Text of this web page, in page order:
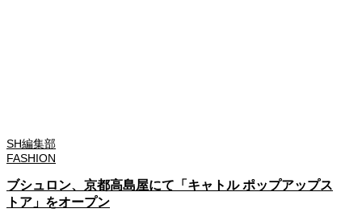
SH編集部
FASHION
ブシュロン、京都高島屋にて「キャトル ポップアップス
トア」をオープン